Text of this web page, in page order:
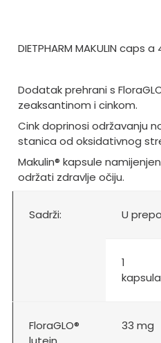
DIETPHARM MAKULIN caps a
Dodatak prehrani s
zeaksantinom i cinkom.
Cink doprinosi održavanju
stanica od oksidativnog
Makulin® kapsule
održati zdravlje očiju.
Sadrži: U
1
kapsula
FloraGLO®
33 mg